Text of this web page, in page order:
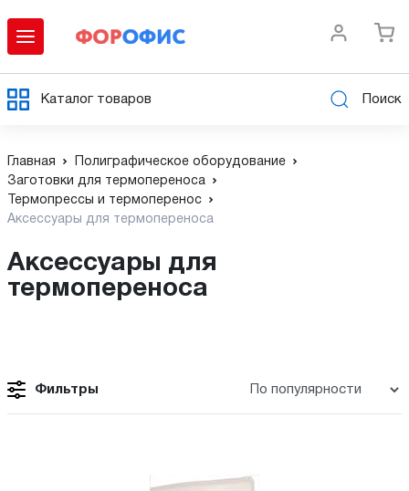
Каталог товаров Поиск
Главная
Полиграфическое оборудование
Заготовки для термопереноса
Термопрессы и термоперенос
Аксессуары для термопереноса
Аксессуары для
термопереноса
Фильтры